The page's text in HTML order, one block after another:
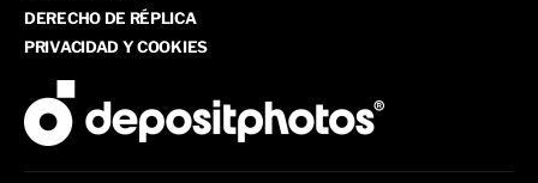
DERECHO DE RÉPLICA
PRIVACIDAD Y COOKIES